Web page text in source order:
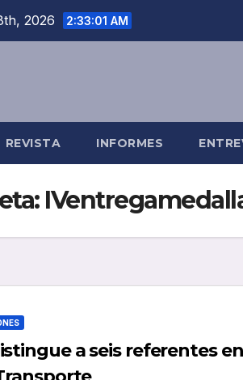
2026 2:33:02 AM
REVISTA INFORMES
a seis referentes